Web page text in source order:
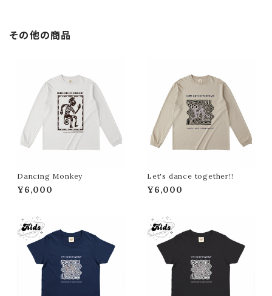
その他の商品
Dancing Monkey
¥6,000
Let's dance together!!
¥6,000